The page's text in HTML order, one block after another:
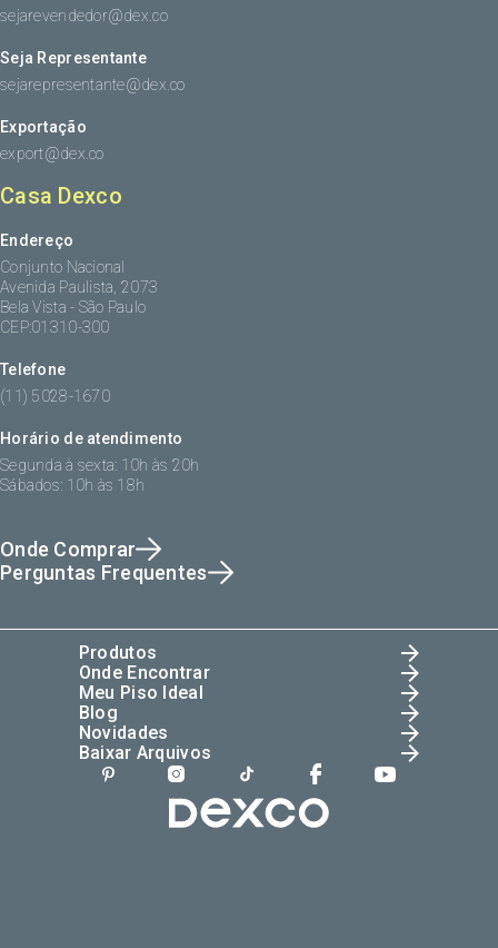
sejarevendedor@dex.co
Seja Representante
sejarepresentante@dex.co
Exportação
export@dex.co
Casa Dexco
Endereço
Conjunto Nacional
Avenida Paulista, 2073
Bela Vista - São Paulo
CEP:01310-300
Telefone
(11) 5028-1670
Horário de atendimento
Segunda à sexta: 10h às 20h
Sábados: 10h às 18h
Onde Comprar
Perguntas Frequentes
Produtos
Onde Encontrar
Meu Piso Ideal
Blog
Novidades
Baixar Arquivos